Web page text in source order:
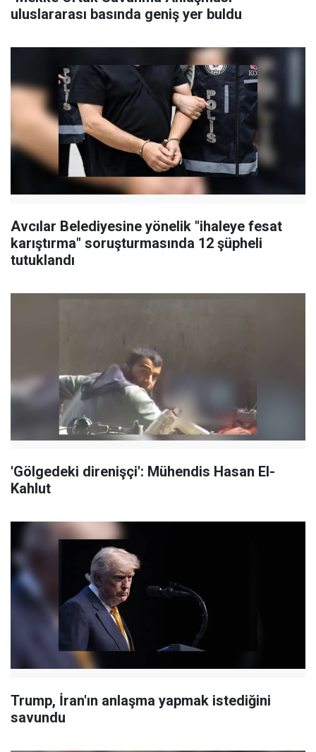
uluslararası basında geniş yer buldu
Avcılar Belediyesine yönelik "ihaleye fesat
karıştırma" soruşturmasında 12 şüpheli
tutuklandı
'Gölgedeki direnişçi': Mühendis Hasan El-
Kahlut
Trump, İran'ın anlaşma yapmak istediğini
savundu